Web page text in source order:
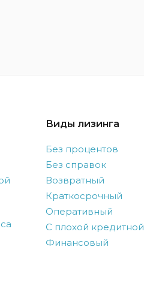
Виды лизинга
Без процентов
Без справок
Возвратный
Краткосрочный
Оперативный
С плохой
Финансовый